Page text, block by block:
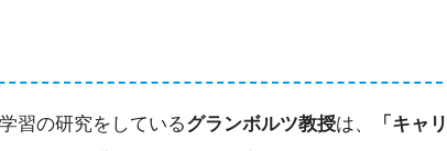
習の研究をしているグランボルツ教授は、
「キャリ